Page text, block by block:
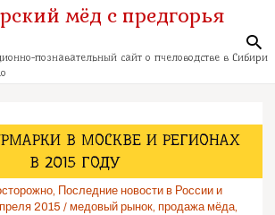
мёд с предгорья
познавательный сайт о пчеловодстве в Сибири
В МОСКВЕ И РЕГИОНАХ
В 2015 ГОДУ
Последние новости в России и
2015 /медовый рынок ,продажа мёда